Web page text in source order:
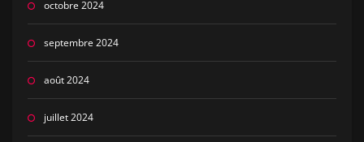
octobre 2024
septembre 2024
août 2024
juillet 2024